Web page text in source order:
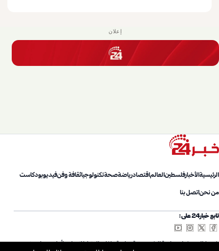
إعلان
الرئيسيةالأخبارفلسطينالعالماقتصادرياضةصحةتكنولوجياثقافة وفنفيديوبودكاست
من نحناتصل بنا
تابع خبار24 على:
شروط الاستخدامسياسة الخصوصيةسياسة ملفات الارتباطاتصل بناأعلن معنامن نحن